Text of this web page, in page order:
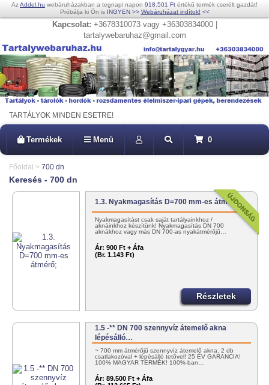
AzAddel.hu webáruházakban a tegnapi napon 918.501 Ft értékű termék cserélt gazdát!
Próbálja ki Ön is INGYEN >> Webáruházat indítok! <<
Kapcsolat: +3678310073 vagy +36303834000 |
tartalywebaruhaz@gmail.com
TARTÁLYOK MINDEN ESETRE!
Termékek Menü 0
Főoldal > 700 dn
Keresés - 700 dn
1.3. Nyakmagasítás D=700 mm-es átmérő;
Nyakmagasítást csak saját tartályainkhoz /
aknáinkhoz készítünk! Nyakmagasítás DN 700
aknákhoz vagy más DN 700-as nyakátmérőjű…
Ár: 900 Ft + Áfa
(Br. 1.143 Ft)
Részletek
1.5 -** DN 700 szennyvíz átemelő akna
lépésálló…
~ 700 mm átmérőjű szennyvíz átemelő akna, 2 db
csatlakozóval + lépésálló tetővel! 25 ÉV GARANCIA!
100% MAGYAR TERMÉK! 100%-ban…
Ár: 89.500 Ft + Áfa